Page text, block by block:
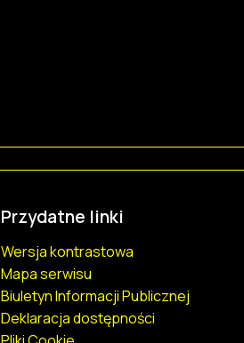
Przydatne linki
Wersja kontrastowa
Mapa serwisu
Biuletyn Informacji Publicznej
Deklaracja dostępności